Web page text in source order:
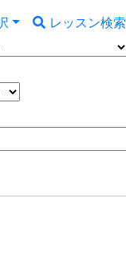
レッスン検索